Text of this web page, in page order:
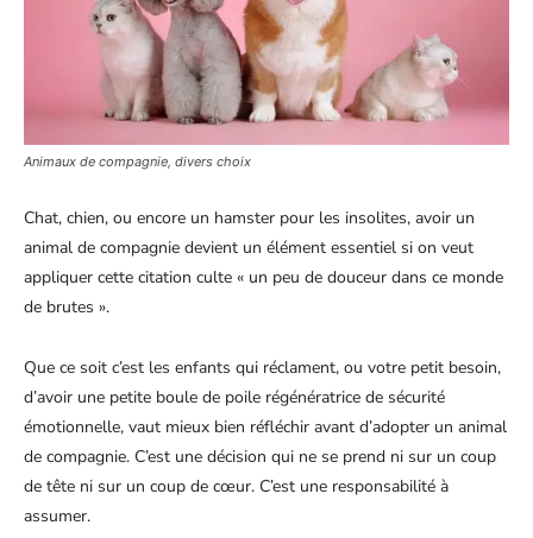
Animaux de compagnie, divers choix
Chat, chien, ou encore un hamster pour les insolites, avoir un
animal de compagnie devient un élément essentiel si on veut
appliquer cette citation culte « un peu de douceur dans ce monde
de brutes ».
Que ce soit c’est les enfants qui réclament, ou votre petit besoin,
d’avoir une petite boule de poile régénératrice de sécurité
émotionnelle, vaut mieux bien réfléchir avant d’adopter un animal
de compagnie. C’est une décision qui ne se prend ni sur un coup
de tête ni sur un coup de cœur. C’est une responsabilité à
assumer.